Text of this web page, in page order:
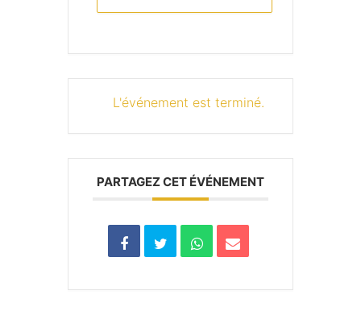
L'événement est terminé.
PARTAGEZ CET ÉVÉNEMENT